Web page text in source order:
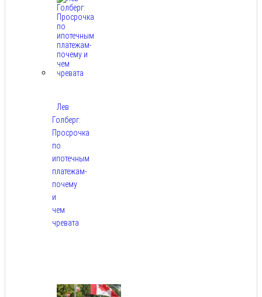
Лев
Голберг:
Просрочка
по
ипотечным
платежам-
почему
и
чем
чревата